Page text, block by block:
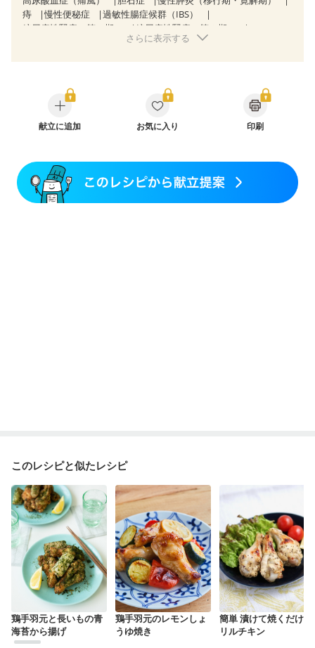
痔
慢性便秘症
過敏性腸症候群（IBS）
糖尿病性腎症（第１期）
糖尿病性腎症（第２期）
乳がん（抗がん剤治療中）
乳がん（ホルモン療法中）
骨粗しょう症
乾癬
フレイル（年齢に合わせた体作り）
貧血対策
ニキビ・肌荒れ
更年期
さらに表示する
献立に追加 お気に入り 印刷
このレシピと似たレシピ
鶏手羽元と長いもの青
海苔から揚げ
鶏手羽元のレモンしょ
うゆ焼き
簡単 漬けて焼くだけグ
リルチキン